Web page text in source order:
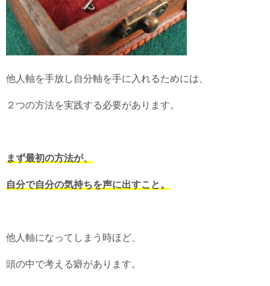
他人軸を手放し自分軸を手に入れるためには、
２つの方法を実践する必要があります。
まず最初の方法が、
自分で自分の気持ちを声に出すこと。
他人軸になってしまう時ほど、
頭の中で考える癖があります。